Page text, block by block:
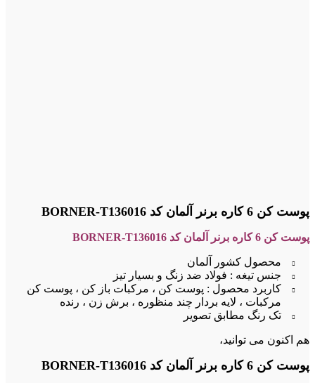
پوست کن 6 کاره برنر آلمان کد BORNER-T136016
پوست کن 6 کاره برنر آلمان کد BORNER-T136016
محصول کشور آلمان
جنس تیغه : فولاد ضد زنگ و بسیار تیز
کاربرد محصول : پوست کن ، مرکبات باز کن ، پوست کن
مرکبات ، لایه بردار چند منظوره ، برش زن ، رنده
تک رنگ مطابق تصویر
هم اکنون می توانید،
پوست کن 6 کاره برنر آلمان کد BORNER-T136016